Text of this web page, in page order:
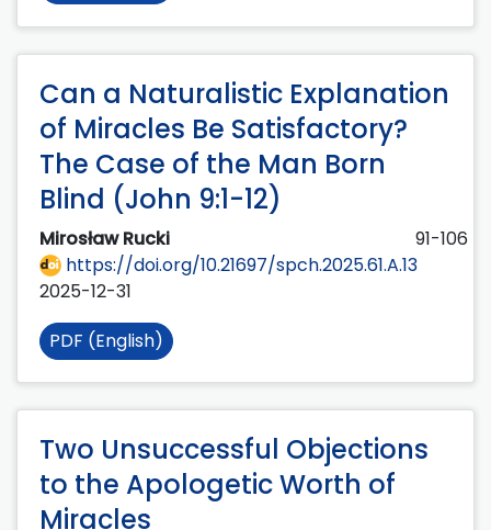
Can a Naturalistic Explanation
of Miracles Be Satisfactory?
The Case of the Man Born
Blind (John 9:1-12)
Mirosław Rucki
91-106
https://doi.org/10.21697/spch.2025.61.A.13
2025-12-31
PDF (English)
Two Unsuccessful Objections
to the Apologetic Worth of
Miracles